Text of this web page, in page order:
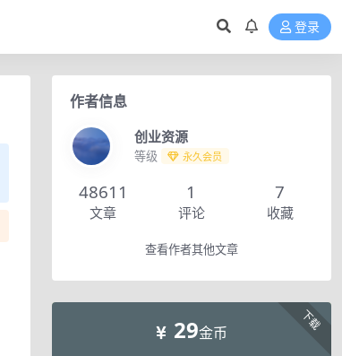
登录
作者信息
创业资源
等级 永久会员
48611
文章
1
评论
7
收藏
查看作者其他文章
下载
29金币